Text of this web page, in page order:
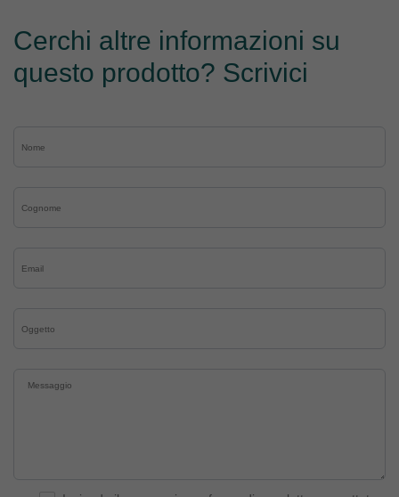
Cerchi altre informazioni su
questo prodotto? Scrivici